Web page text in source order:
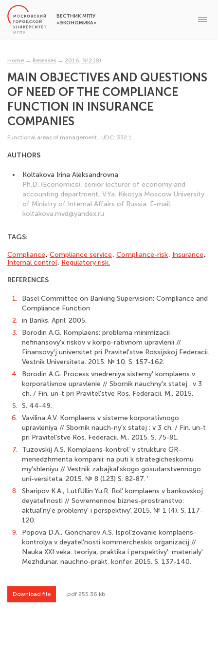
ВЕСТНИК МГПУ
«ЭКОНОМИКА»
Home → Releases → 2016, №2 (8)
MAIN OBJECTIVES AND QUESTIONS
OF NEED OF THE COMPLIANCE
FUNCTION IN INSURANCE
COMPANIES
Functional areas of management , UDC: 332.1
AUTHORS
Koltakova Irina Aleksandrovna
Ph.D. (Economics), senior lecturer of economy and
accounting department, V.Ya. Kikotya Moscow University
of Ministry of Internal Affairs of Russia. E-mail:
koltakova.mvd@yandex.ru
TAGS:
Compliance, Compliance service, Compliance-risk, Insurance,
Internal control, Regulatory risk.
REFERENCES
1.
Basel Committee on Banking Supervision: Compliance and
Compliance Function
2. in Banks. April. 2005.
3.
Borodin A.G. Komplaens: problema minimizacii
nefinansovy'x riskov v korpo-rativnom upravlenii //
Finansovy'j universitet pri Pravitel'stve Rossijskoj Federacii.
Vestnik Universiteta. 2015. № 10. S. 157-162.
4. Borodin A.G. Process vnedreniya sistemy' komplaens v
korporativnoe upravlenie // Sbornik nauchny'x statej : v 3
ch. / Fin. un-t pri Pravitel'stve Ros. Federacii. M., 2015.
5. S. 44-49.
6. Vavilina A.V. Komplaens v sisteme korporativnogo
upravleniya // Sbornik nauch-ny'x statej : v 3 ch. / Fin. un-t
pri Pravitel'stve Ros. Federacii. M., 2015. S. 75-81.
7.
Tuzovskij A.S. Komplaens-kontrol' v strukture GR-
menedzhmenta kompanii: na puti k strategicheskomu
my'shleniyu // Vestnik zabajkal'skogo gosudarstvennogo
uni-versiteta. 2015. № 8 (123) S. 82-87. '
8. Sharipov K.A., LutfUllin Yu.R. Rol' komplaens v bankovskoj
deyatel'nosti // Sovremennoe biznes-prostranstvo:
aktual'ny'e problemy' i perspektivy'. 2015. № 1 (4). S. 117-
120.
9.
Popova D.A., Goncharov A.S. Ispol'zovanie komplaens-
kontrolya v deyatel'nosti kommercheskix organizacij //
Nauka XXI veka: teoriya, praktika i perspektivy': materialy'
Mezhdunar. nauchno-prakt. konfer. 2015. S. 137-140.
Download file .pdf 255.36 kb